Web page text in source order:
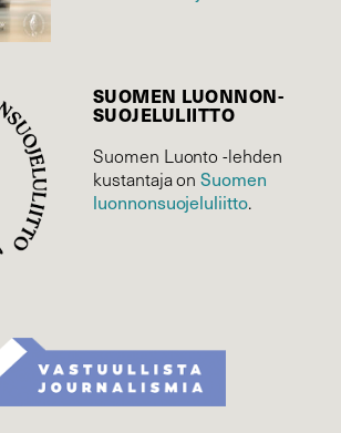
SUOMEN LUONNON­
SUOJELU­LIITTO
Suomen Luonto -lehden
kustantaja onSuomen
luonnonsuojelu­liitto.